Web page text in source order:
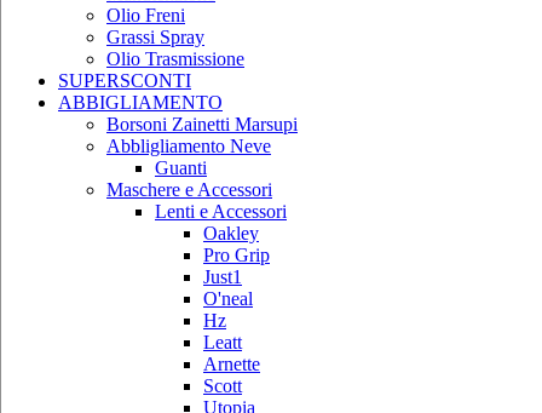
Olio Freni
Grassi Spray
Olio Trasmissione
SUPERSCONTI
ABBIGLIAMENTO
Borsoni Zainetti Marsupi
Abbligliamento Neve
Guanti
Maschere e Accessori
Lenti e Accessori
Oakley
Pro Grip
Just1
O'neal
Hz
Leatt
Arnette
Scott
Utopia